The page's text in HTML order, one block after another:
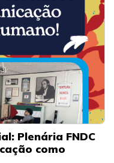
Plenária FNDC
como